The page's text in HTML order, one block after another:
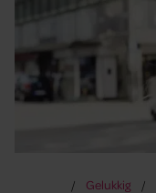
Gelukkig